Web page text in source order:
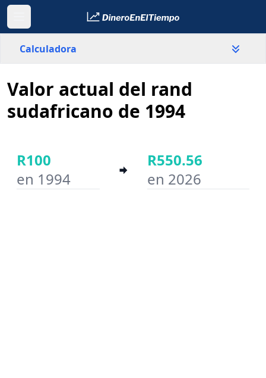
Calculadora
Sudáfrica
País
Año inicial
Valor actual del rand
sudafricano de 1994
R100
en 1994
R550.56
en 2026